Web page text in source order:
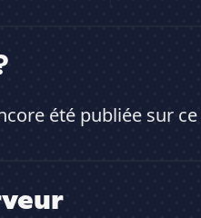
été publiée sur